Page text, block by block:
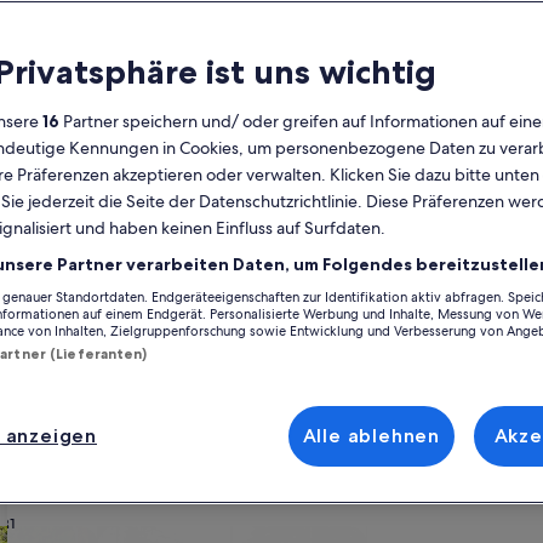
Derzeit
die
Monate
August
2026
und
September
angezeigt.
MoMontag
DiDienstag
MiMittwoch
DoDonnerstag
Fr Freitag
SaSamstag
SoSonntag
3 4 5 6 7 8 9
10 11 12
23
30
31
MoMontag
Di
7 8 9
21 22
28 29
die perfekt zu dir und deinem Urlaub passen. Egal, ob du
für deinen Aufenthalt wichtig sind. Dazu gehören zum Beispiel ein
erfüllt – das Angebot bei uns ist vielfältig und umfasst
deinem Geschmack
oder Apartments
ist uns wichtig
16 Partner speichern und/ oder greifen auf Informationen auf
Kennungen in Cookies, um personenbezogene Daten zu
Präferenzen akzeptieren oder verwalten. Klicken Sie dazu bitte
jederzeit die Seite der Datenschutzrichtlinie. Diese Präferenzen
und haben keinen Einfluss auf Surfdaten.
Partner verarbeiten Daten, um Folgendes
Standortdaten. Endgeräteeigenschaften zur Identifikation aktiv abfragen.
auf einem Endgerät. Personalisierte Werbung und Inhalte, Messung von
von Inhalten, Zielgruppenforschung sowie Entwicklung und Verbesserung von
(Lieferanten)
Alle ablehnen